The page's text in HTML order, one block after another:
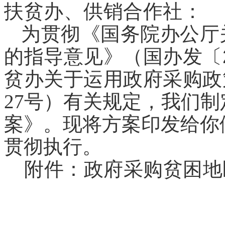
扶贫办、供销合作社：
为贯彻《国务院办公
的指导意见》（国办发
贫办关于运用政府采购
27号）有关规定，我们
案》。现将方案印发给
贯彻执行。
附件：政府采购贫困